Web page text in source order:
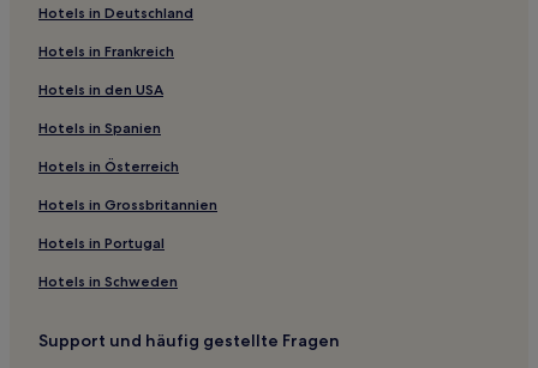
Aparthotels in Larnaka
Günstige in Larnaka
Lgbtqia-Freundliche in Larnaka
Strand in Larnaka
Familien in Larnaka
Hotels mit Wellnessbereich in Larnaka
Larnaka Hotels
Hotels mit inbegriffenem Frühstück in Protaras
Villen in Protaras
Hotels in Deutschland
Hotels in Frankreich
Hotels in den USA
Hotels in Spanien
Hotels in Österreich
Hotels in Grossbritannien
Hotels in Portugal
Hotels in Schweden
Support und häufig gestellte Fragen